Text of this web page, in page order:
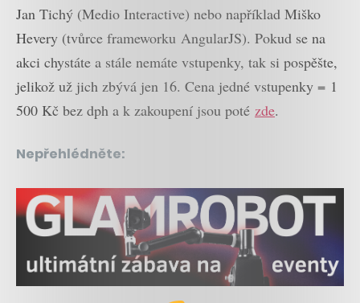
Jan Tichý (Medio Interactive) nebo například Miško
Hevery (tvůrce frameworku AngularJS). Pokud se na
akci chystáte a stále nemáte vstupenky, tak si pospěšte,
jelikož už jich zbývá jen 16. Cena jedné vstupenky = 1
500 Kč bez dph a k zakoupení jsou poté zde.
Nepřehlédněte: